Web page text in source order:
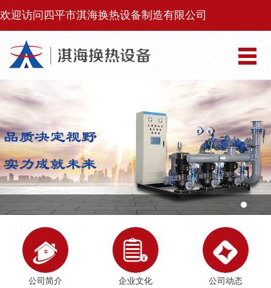
欢迎访问四平市淇海换热设备制造有限公司

公司简介

企业文化

公司动态